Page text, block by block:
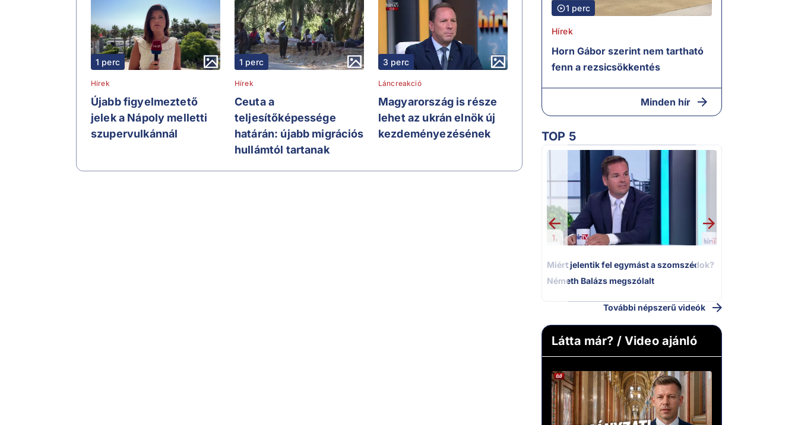
1 perc
Hírek
Újabb figyelmeztető
jelek a Nápoly melletti
szupervulkánnál
1 perc
Hírek
Ceuta a
teljesítőképessége
határán: újabb migrációs
hullámtól tartanak
3 perc
Láncreakció
Magyarország is része
lehet az ukrán elnök új
kezdeményezésének
1 perc
Hírek
Horn Gábor szerint nem tartható
fenn a rezsicsökkentés
Minden hír
TOP 5
1.
Miért jelentik fel egymást a szomszédok?
Németh Balázs megszólalt
További népszerű videók
Látta már? / Video ajánló